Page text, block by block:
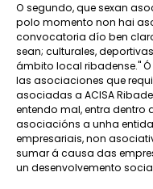
O segundo, que sexan
polo momento non hai
convocatoria dío ben
sean; culturales,
ámbito local ribadense."
las asociaciones que
asociadas a ACISA
entendo mal, entra
asociacións a unha
empresariais, non
sumar á causa das
un desenvolvemento